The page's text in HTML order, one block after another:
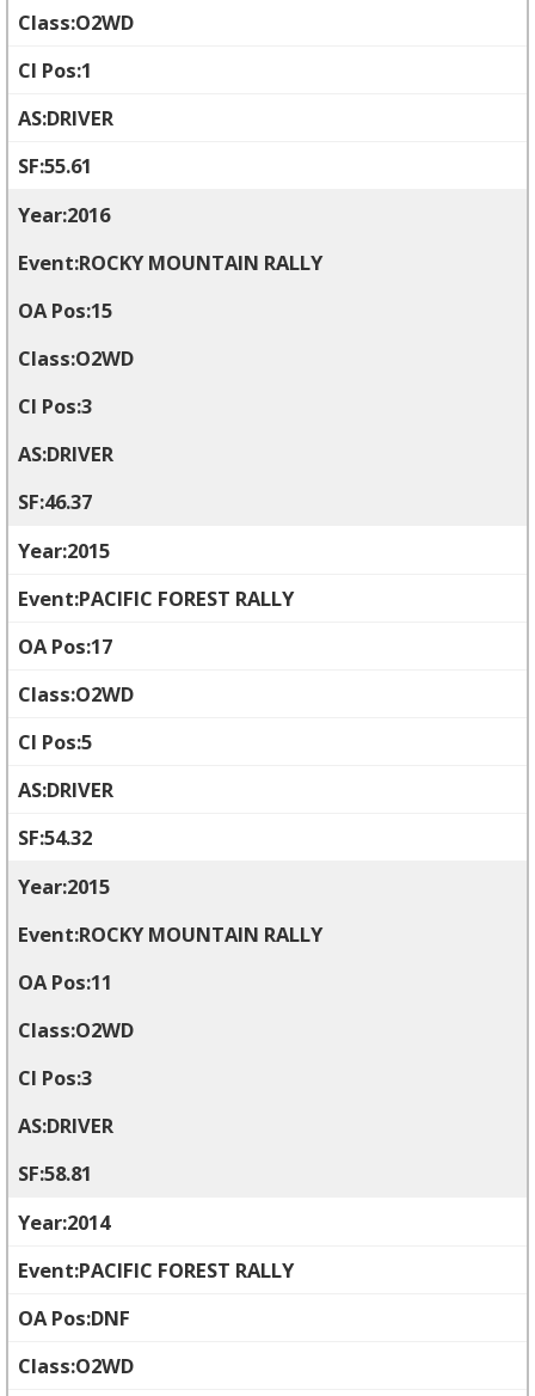
O2WD
1
DRIVER
55.61
2016
ROCKY MOUNTAIN RALLY
15
O2WD
3
DRIVER
46.37
2015
PACIFIC FOREST RALLY
17
O2WD
5
DRIVER
54.32
2015
ROCKY MOUNTAIN RALLY
11
O2WD
3
DRIVER
58.81
2014
PACIFIC FOREST RALLY
DNF
O2WD